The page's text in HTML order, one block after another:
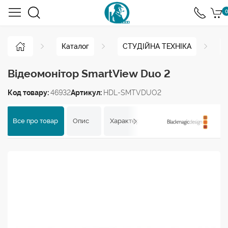
0
Каталог СТУДІЙНА ТЕХНІКА
Відеомонітор SmartView Duo 2
Код товару:46932Артикул: HDL-SMTVDUO2
Все про товар Опис Характеристики Відгуки